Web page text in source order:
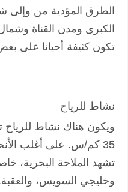
الطرق المؤدية من وإلى
الكبرى ومدن القناة
تكون كثيفة أحيانا على
نشاط للرياح
35 كم/س. على أغلب
تشهد الملاحة البحرية،
وخليجي السويس،